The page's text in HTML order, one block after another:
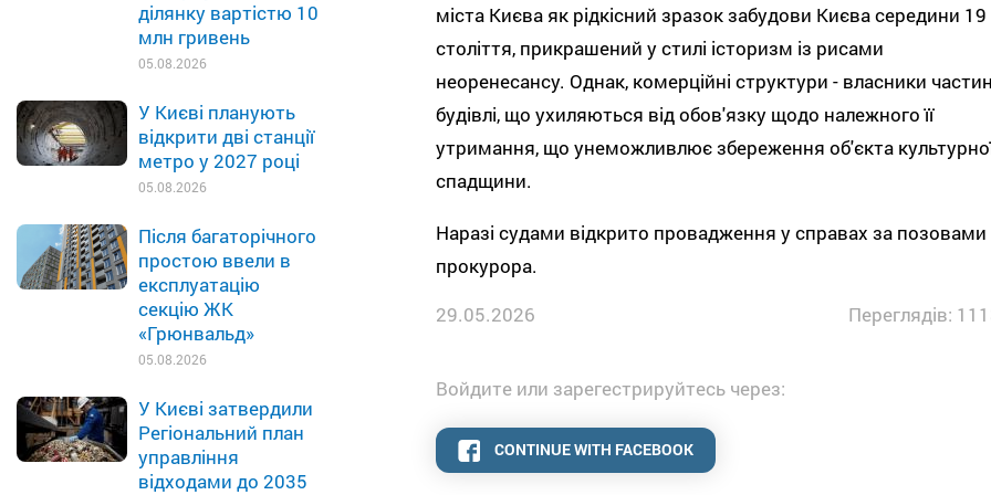
ділянку вартістю 10
млн гривень
05.08.2026
У Києві планують
відкрити дві станції
метро у 2027 році
05.08.2026
Після багаторічного
простою ввели в
експлуатацію
секцію ЖК
«Грюнвальд»
05.08.2026
У Києві затвердили
Регіональний план
управління
відходами до 2035
міста Києва як рідкісний зразок забудови Києва середини 19
століття, прикрашений у стилі історизм із рисами
неоренесансу. Однак, комерційні структури - власники частин
будівлі, що ухиляються від обов'язку щодо належного її
утримання, що унеможливлює збереження об'єкта
спадщини.
Наразі судами відкрито провадження у справах за позовами
прокурора.
29.05.2026
Переглядів:
Войдите или зарегестрируйтесь через:
CONTINUE WITH FACEBOOK